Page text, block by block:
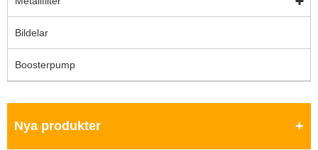
Bildelar
Boosterpump
Nya produkter